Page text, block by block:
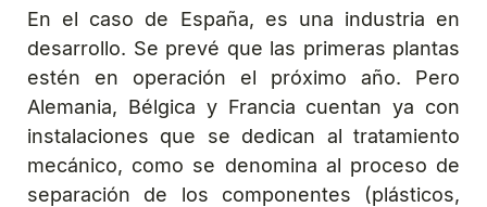
En el caso de España, es una industria en
desarrollo. Se prevé que las primeras plantas
estén en operación el próximo año. Pero
Alemania, Bélgica y Francia cuentan ya con
instalaciones que se dedican al tratamiento
mecánico, como se denomina al proceso de
separación de los componentes (plásticos,